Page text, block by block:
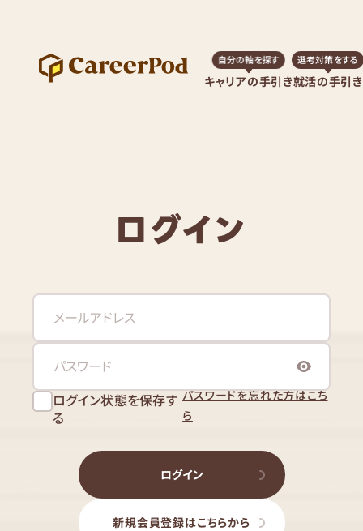
キャリアの手引き
自分の軸を探す
就活の手引き
選考対策をする
ログイン
ログイン状態を保存す
る
パスワードを忘れた方はこち
ら
ログイン
新規会員登録はこちらから